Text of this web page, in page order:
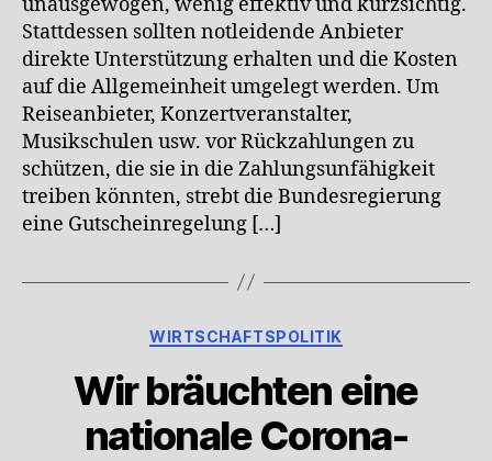
Stattdessen sollten notleidende Anbieter
direkte Unterstützung erhalten und die Kosten
auf die Allgemeinheit umgelegt werden. Um
Reiseanbieter, Konzertveranstalter,
Musikschulen usw. vor Rückzahlungen zu
schützen, die sie in die Zahlungsunfähigkeit
treiben könnten, strebt die Bundesregierung
eine Gutscheinregelung […]
Kategorien
WIRTSCHAFTSPOLITIK
Wir bräuchten eine
nationale Corona-